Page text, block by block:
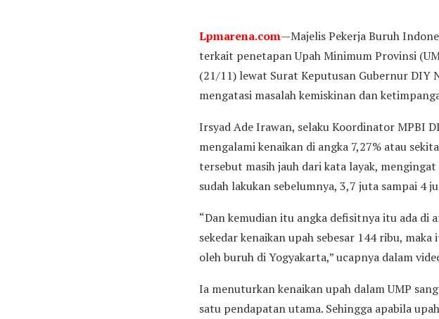
Lpmarena.com—Majelis Pekerja Buruh
terkait penetapan Upah Minimum Provinsi
(21/11) lewat Surat Keputusan Gubernur DIY
mengatasi masalah kemiskinan dan
Irsyad Ade Irawan, selaku Koordinator MPBI
mengalami kenaikan di angka 7,27% atau
tersebut masih jauh dari kata layak,
sudah lakukan sebelumnya, 3,7 juta sampai 4
“Dan kemudian itu angka defisitnya itu ada di
sekedar kenaikan upah sebesar 144 ribu,
oleh buruh di Yogyakarta,” ucapnya dalam
Ia menuturkan kenaikan upah dalam UMP
satu pendapatan utama. Sehingga apabila